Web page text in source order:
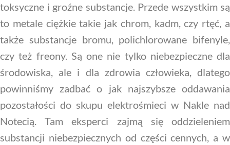
toksyczne i groźne substancje. Przede wszystkim są
to metale ciężkie takie jak chrom, kadm, czy rtęć, a
także substancje bromu, polichlorowane bifenyle,
czy też freony. Są one nie tylko niebezpieczne dla
środowiska, ale i dla zdrowia człowieka, dlatego
powinniśmy zadbać o jak najszybsze oddawania
pozostałości do skupu elektrośmieci w Nakle nad
Notecią. Tam eksperci zajmą się oddzieleniem
substancji niebezpiecznych od części cennych, a w